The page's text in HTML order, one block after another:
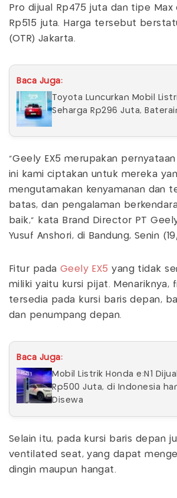
Pro dijual Rp475 juta dan tipe Max
Rp515 juta. Harga tersebut
(OTR) Jakarta.
Baca Juga:
Toyota Luncurkan Mobil
Seharga Rp296 Juta,
"Geely EX5 merupakan pernyataan
ini kami ciptakan untuk mereka
mengutamakan kenyamanan dan
batas, dan pengalaman
baik," kata Brand Director PT
Yusuf Anshori, di Bandung, Senin
Fitur pada Geely EX5 yang tidak
miliki yaitu kursi pijat. Menariknya,
tersedia pada kursi baris depan,
dan penumpang depan.
Baca Juga:
Mobil Listrik Honda e:N1
Rp500 Juta, di Indonesia
Disewa
Selain itu, pada kursi baris depan
ventilated seat, yang dapat
dingin maupun hangat.